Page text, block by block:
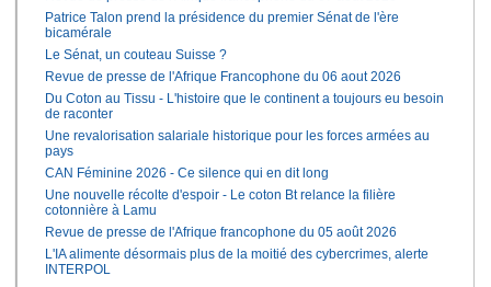
Patrice Talon prend la présidence du premier Sénat de l'ère
bicamérale
Le Sénat, un couteau Suisse ?
Revue de presse de l'Afrique Francophone du 06 aout 2026
Du Coton au Tissu - L'histoire que le continent a toujours eu besoin
de raconter
Une revalorisation salariale historique pour les forces armées au
pays
CAN Féminine 2026 - Ce silence qui en dit long
Une nouvelle récolte d'espoir - Le coton Bt relance la filière
cotonnière à Lamu
Revue de presse de l'Afrique francophone du 05 août 2026
L'IA alimente désormais plus de la moitié des cybercrimes, alerte
INTERPOL